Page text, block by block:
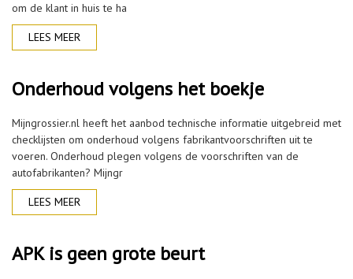
om de klant in huis te ha
LEES MEER
Onderhoud volgens het boekje
Mijngrossier.nl heeft het aanbod technische informatie uitgebreid met
checklijsten om onderhoud volgens fabrikantvoorschriften uit te
voeren. Onderhoud plegen volgens de voorschriften van de
autofabrikanten? Mijngr
LEES MEER
APK is geen grote beurt